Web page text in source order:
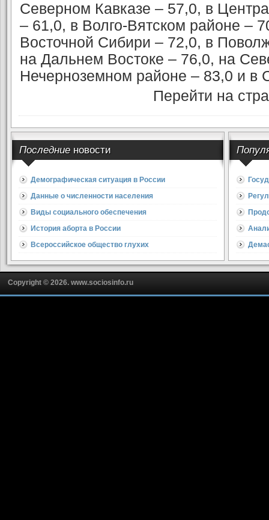
Северном Кавказе – 57,0, в
– 61,0, в Волго-Вятском районе –
Восточной Сибири – 72,0, в
на Дальнем Востоке – 76,0, на
Нечерноземном районе – 83,0 и в
Перейти на
Последние новости
Демографическая ситуация в России
Данные о численности населения
Виды социального обеспечения
История аборта в России
Всероссийское общество глухих
Copyright © 2026. www.sociosinfo.ru